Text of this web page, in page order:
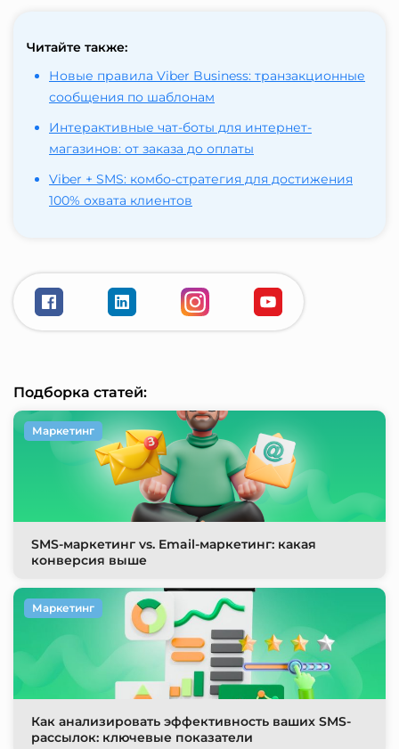
Читайте также:
Новые правила Viber Business: транзакционные
сообщения по шаблонам
Интерактивные чат-боты для интернет-
магазинов: от заказа до оплаты
Viber + SMS: комбо-стратегия для достижения
100% охвата клиентов
Подборка статей:
SMS-маркетинг vs. Email-маркетинг: какая
конверсия выше
Маркетинг
Как анализировать эффективность ваших SMS-
рассылок: ключевые показатели
Маркетинг